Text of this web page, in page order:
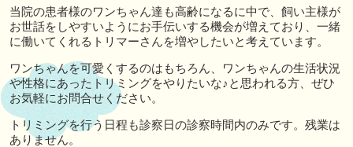
当院の患者様のワンちゃん達も高齢になるに中で、飼い主様が
お世話をしやすいようにお手伝いする機会が増えており、一緒
に働いてくれるトリマーさんを増やしたいと考えています。
ワンちゃんを可愛くするのはもちろん、ワンちゃんの生活状況
や性格にあったトリミングをやりたいな♪と思われる方、ぜひ
お気軽にお問合せください。
トリミングを行う日程も診察日の診察時間内のみです。残業は
ありません。